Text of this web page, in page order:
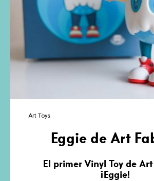
Art Toys
Eggie de Art
El primer Vinyl Toy de
¡Eggie!